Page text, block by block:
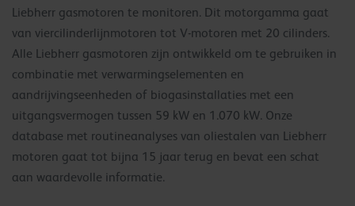
Liebherr gasmotoren te monitoren. Dit motorgamma gaat
van viercilinderlijnmotoren tot V-motoren met 20 cilinders.
Alle Liebherr gasmotoren zijn ontwikkeld om te gebruiken in
combinatie met verwarmingselementen en
aandrijvingseenheden of biogasinstallaties met een
uitgangsvermogen tussen 59 kW en 1.070 kW. Onze
database met routineanalyses van oliestalen van Liebherr
motoren gaat tot bijna 15 jaar terug en bevat een schat
aan waardevolle informatie.